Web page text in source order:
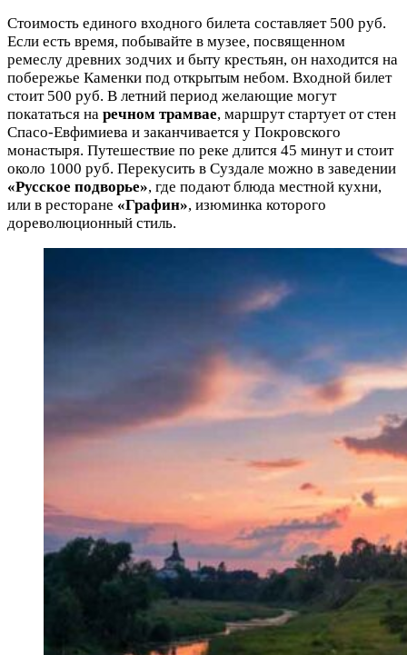
Стоимость единого входного билета составляет 500 руб.
Если есть время, побывайте в музее, посвященном
ремеслу древних зодчих и быту крестьян, он находится на
побережье Каменки под открытым небом. Входной билет
стоит 500 руб. В летний период желающие могут
покататься на речном трамвае, маршрут стартует от стен
Спасо-Евфимиева и заканчивается у Покровского
монастыря. Путешествие по реке длится 45 минут и стоит
около 1000 руб. Перекусить в Суздале можно в заведении
«Русское подворье», где подают блюда местной кухни,
или в ресторане «Графин», изюминка которого
дореволюционный стиль.